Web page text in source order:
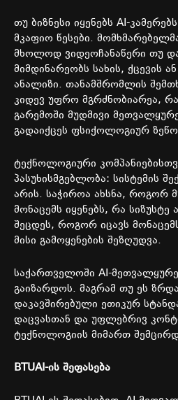
თუ ბიზნესი იყენებს AI-კამერებს
მკაფიო წესები.
მხოლოდ ვიდეოჩანაწერი თუ
მიმდინარეობს სახის, ქცევის ან
ანალიზი. თანამშრომლის
კიდევ უფრო მგრძნობიარეა,
გარემოში მუდმივი
გადაიქცეს ფსიქოლოგიურ
ტექნოლოგიური
პასუხისმგებლობა: სისტემის
არის. საჭიროა ახსნა, როგორ
მონაცემს იყენებს, რა სიზუსტე
შეცდეს, როგორ იცავს
მისი გამოყენების შეზღუდვა.
საქართველოში AI-
გაიზარდოს. მაგრამ თუ ეს ზრდა
დაკავშირებული ეთიკურ
დაცვასთან და უფლებრივ
ტექნოლოგიის მიმართ
BTUAI-ის შეფასება